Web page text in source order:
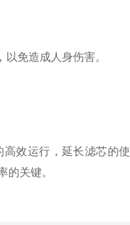
免造成人身伤害。
运行，延长滤芯的
的关键。